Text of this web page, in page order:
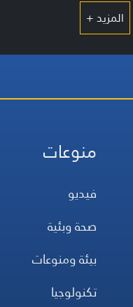
المزيد +
منوعات
فيديو
صحة وبئية
بيئة ومنوعات
تكنولوجيا